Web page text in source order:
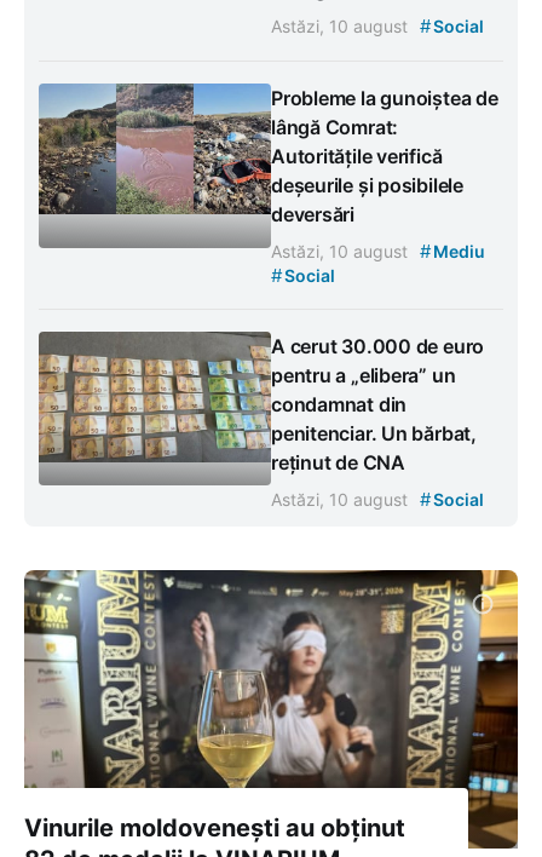
Astăzi, 10 august #Social
Probleme la gunoiștea de
lângă Comrat:
Autoritățile verifică
deșeurile și posibilele
deversări
Astăzi, 10 august #Mediu
#Social
A cerut 30.000 de euro
pentru a „elibera” un
condamnat din
penitenciar. Un bărbat,
reținut de CNA
Astăzi, 10 august #Social
Vinurile moldovenești au obținut